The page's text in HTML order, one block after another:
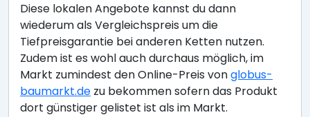
Diese lokalen Angebote kannst du dann
wiederum als Vergleichspreis um die
Tiefpreisgarantie bei anderen Ketten nutzen.
Zudem ist es wohl auch durchaus möglich, im
Markt zumindest den Online-Preis vonglobus-
baumarkt.de zu bekommen sofern das Produkt
dort günstiger gelistet ist als im Markt.